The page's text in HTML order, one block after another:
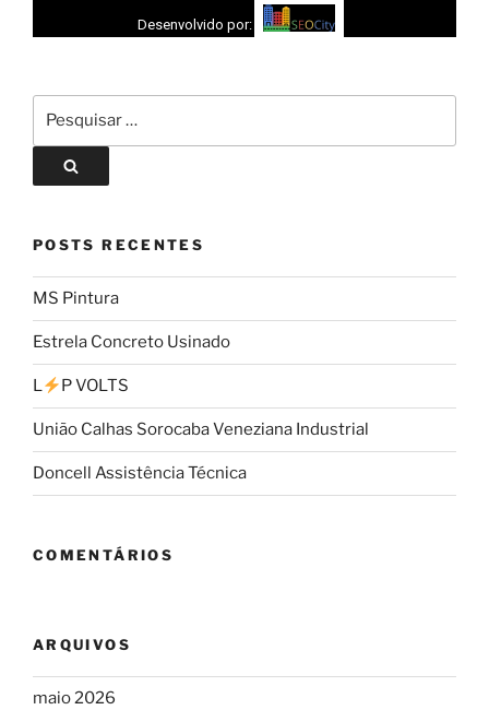
Desenvolvido por:
POSTS RECENTES
MS Pintura
Estrela Concreto Usinado
L P VOLTS
União Calhas Sorocaba Veneziana Industrial
Doncell Assistência Técnica
COMENTÁRIOS
ARQUIVOS
maio 2026